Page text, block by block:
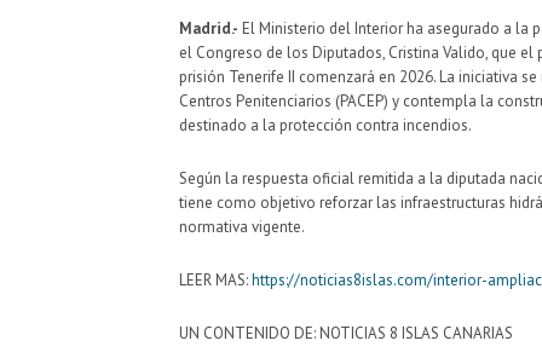
Madrid.- El Ministerio del Interior ha asegurado a la
el Congreso de los Diputados, Cristina Valido, que
prisión Tenerife II comenzará en 2026. La iniciativa
Centros Penitenciarios (PACEP) y contempla la
destinado a la protección contra incendios.
Según la respuesta oficial remitida a la diputada
tiene como objetivo reforzar las infraestructuras
normativa vigente.
LEER MAS:https://noticias8islas.com/interior-
UN CONTENIDO DE: NOTICIAS 8 ISLAS CANARIAS